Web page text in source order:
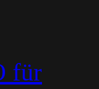
für